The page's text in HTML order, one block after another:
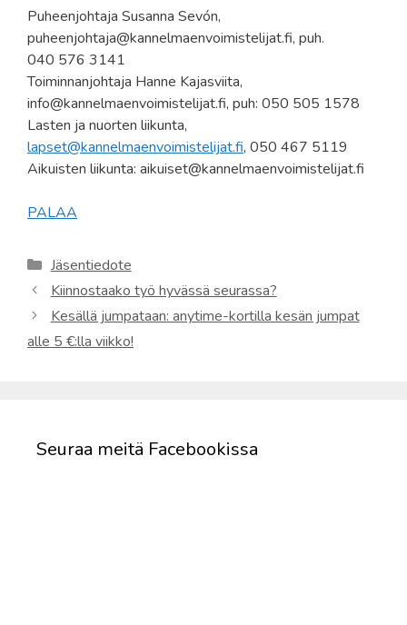
Puheenjohtaja Susanna Sevón,
puheenjohtaja@kannelmaenvoimistelijat.fi, puh.
040 576 3141
Toiminnanjohtaja Hanne Kajasviita,
info@kannelmaenvoimistelijat.fi, puh: 050 505 1578
Lasten ja nuorten liikunta,
lapset@kannelmaenvoimistelijat.fi, 050 467 5119
Aikuisten liikunta: aikuiset@kannelmaenvoimistelijat.fi
PALAA
Kategoriat
Jäsentiedote
Kiinnostaako työ hyvässä seurassa?
Kesällä jumpataan: anytime-kortilla kesän jumpat
alle 5 €:lla viikko!
Seuraa meitä Facebookissa